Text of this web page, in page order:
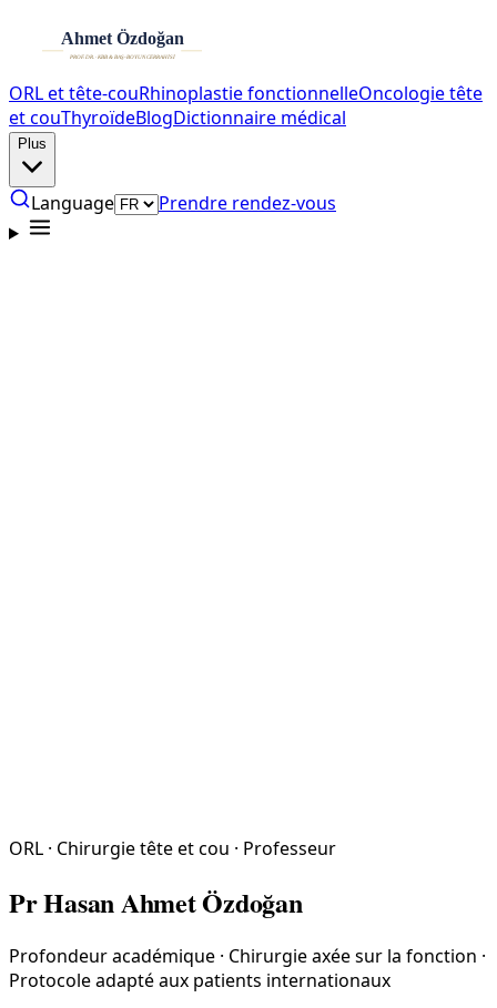
ORL et tête-couRhinoplastie fonctionnelleOncologie tête
et couThyroïdeBlogDictionnaire médical
Plus
Language Prendre rendez-vous
ORL · Chirurgie tête et cou · Professeur
Pr Hasan Ahmet Özdoğan
Profondeur académique · Chirurgie axée sur la fonction ·
Protocole adapté aux patients internationaux